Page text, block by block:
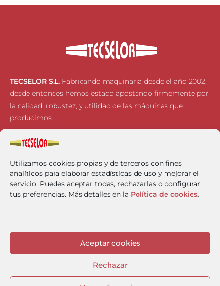
Utilizamos cookies propias y de terceros con fines
analíticos para elaborar estadísticas de uso y mejorar el
servicio. Puedes aceptar todas, rechazarlas o configurar
tus preferencias. Más detalles en la Política de cookies.
Aceptar cookies
Rechazar
TECSELOR S.L. Fabricando maquinaria desde el año 2002,
desde entonces hemos estado apostando firmemente por
la calidad, robustez, y utilidad de las máquinas que
producimos.
Inicio
Empresa
Horizon 2020
Contacto
CLEANPACK
Aviso Legal
Política de Cookies
Protocolo contra el Acoso